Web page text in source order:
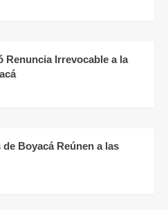
Renuncia Irrevocable a la
Boyacá Reúnen a las